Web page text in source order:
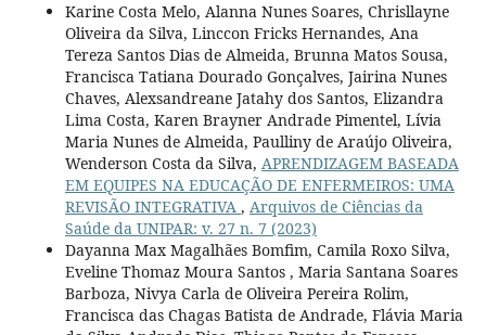
Karine Costa Melo, Alanna Nunes Soares, Chrisllayne
Oliveira da Silva, Linccon Fricks Hernandes, Ana
Tereza Santos Dias de Almeida, Brunna Matos Sousa,
Francisca Tatiana Dourado Gonçalves, Jairina Nunes
Chaves, Alexsandreane Jatahy dos Santos, Elizandra
Lima Costa, Karen Brayner Andrade Pimentel, Lívia
Maria Nunes de Almeida, Paulliny de Araújo Oliveira,
Wenderson Costa da Silva, APRENDIZAGEM BASEADA
EM EQUIPES NA EDUCAÇÃO DE ENFERMEIROS: UMA
REVISÃO INTEGRATIVA , Arquivos de Ciências da
Saúde da UNIPAR: v. 27 n. 7 (2023)
Dayanna Max Magalhães Bomfim, Camila Roxo Silva,
Eveline Thomaz Moura Santos , Maria Santana Soares
Barboza, Nivya Carla de Oliveira Pereira Rolim,
Francisca das Chagas Batista de Andrade, Flávia Maria